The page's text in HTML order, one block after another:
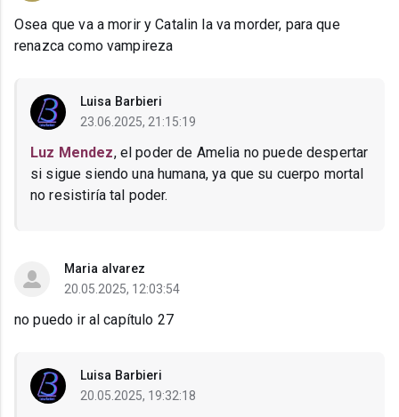
Osea que va a morir y Catalin la va morder, para que
renazca como vampireza
Luisa Barbieri
23.06.2025, 21:15:19
Luz Mendez, el poder de Amelia no puede despertar
si sigue siendo una humana, ya que su cuerpo mortal
no resistiría tal poder.
Maria alvarez
20.05.2025, 12:03:54
no puedo ir al capítulo 27
Luisa Barbieri
20.05.2025, 19:32:18